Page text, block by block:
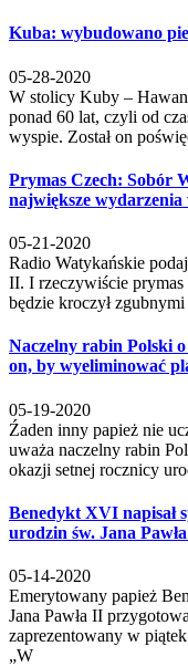
Kuba: wybudowano
05-28-2020
W stolicy Kuby –
ponad 60 lat, czyli od
wyspie. Został on
Prymas Czech: Sobór
największe
05-21-2020
Radio Watykańskie
II. I rzeczywiście prymas
będzie kroczył
Naczelny rabin Polski
on, by wyeliminować
05-19-2020
Źaden inny papież nie
uważa naczelny rabin
okazji setnej rocznicy
Benedykt XVI napisał
urodzin św. Jana
05-14-2020
Emerytowany papież
Jana Pawła II
zaprezentowany w
„W